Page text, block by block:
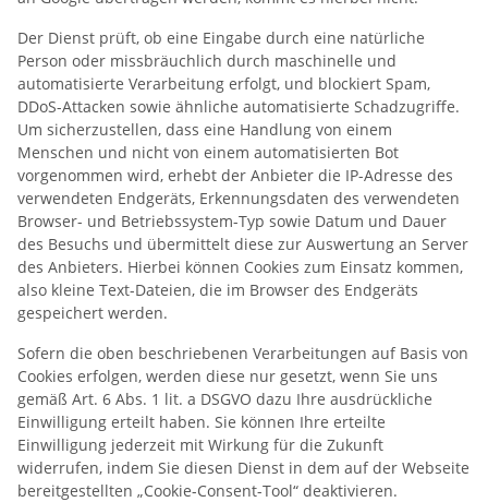
Der Dienst prüft, ob eine Eingabe durch eine natürliche
Person oder missbräuchlich durch maschinelle und
automatisierte Verarbeitung erfolgt, und blockiert Spam,
DDoS-Attacken sowie ähnliche automatisierte Schadzugriffe.
Um sicherzustellen, dass eine Handlung von einem
Menschen und nicht von einem automatisierten Bot
vorgenommen wird, erhebt der Anbieter die IP-Adresse des
verwendeten Endgeräts, Erkennungsdaten des verwendeten
Browser- und Betriebssystem-Typ sowie Datum und Dauer
des Besuchs und übermittelt diese zur Auswertung an Server
des Anbieters. Hierbei können Cookies zum Einsatz kommen,
also kleine Text-Dateien, die im Browser des Endgeräts
gespeichert werden.
Sofern die oben beschriebenen Verarbeitungen auf Basis von
Cookies erfolgen, werden diese nur gesetzt, wenn Sie uns
gemäß Art. 6 Abs. 1 lit. a DSGVO dazu Ihre ausdrückliche
Einwilligung erteilt haben. Sie können Ihre erteilte
Einwilligung jederzeit mit Wirkung für die Zukunft
widerrufen, indem Sie diesen Dienst in dem auf der Webseite
bereitgestellten „Cookie-Consent-Tool“ deaktivieren.